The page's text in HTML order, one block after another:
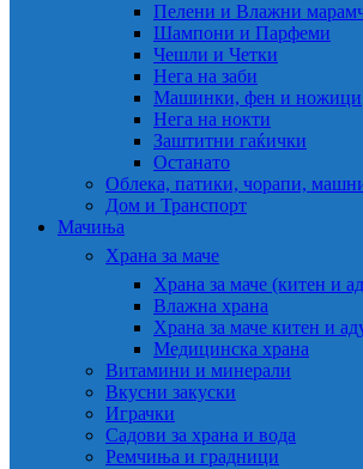
Пелени и Влажни
Шампони и Парфеми
Чешли и Четки
Нега на заби
Машинки, фен и ножици
Нега на нокти
Заштитни гаќички
Останато
Облека, патики, чорапи,
Дом и Транспорт
Мачиња
Храна за маче
Храна за маче (китен и
Влажна храна
Храна за маче китен и
Медицинска храна
Витамини и минерали
Вкусни закуски
Играчки
Садови за храна и вода
Ремчиња и градници